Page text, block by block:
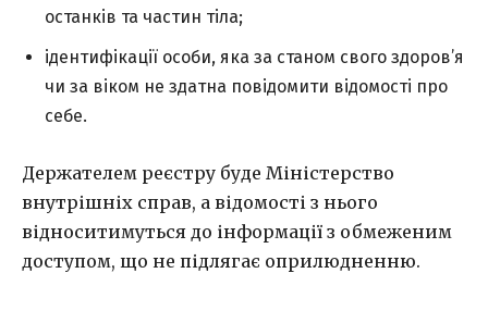
останків та частин тіла;
ідентифікації особи, яка за станом свого здоров’я
чи за віком не здатна повідомити відомості про
себе.
Держателем реєстру буде Міністерство
внутрішніх справ, а відомості з нього
відноситимуться до інформації з обмеженим
доступом, що не підлягає оприлюдненню.